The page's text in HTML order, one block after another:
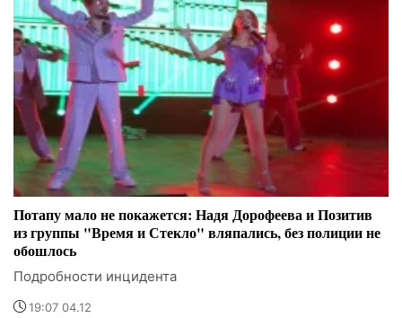
Потапу мало не покажется: Надя Дорофеева и Позитив
из группы "Время и Стекло" вляпались, без полиции не
обошлось
Подробности инцидента
19:07 04.12